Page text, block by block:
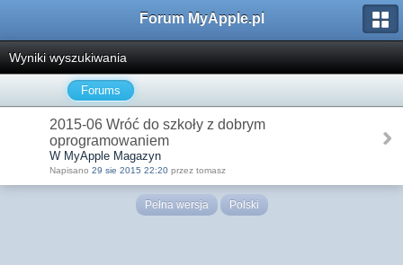
Forum MyApple.pl
Wyniki wyszukiwania
Forums
2015-06 Wróć do szkoły z dobrym
oprogramowaniem
W MyApple Magazyn
Napisano 29 sie 2015 22:20 przez tomasz
Pełna wersja Polski